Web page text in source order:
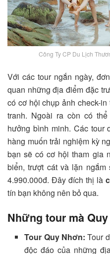
Công Ty CP Du Lịch
Với các tour ngắn ngày,
quan những địa điểm đặc
có cơ hội chụp ảnh check-
tranh. Ngoài ra còn có
hưởng bình minh. Các tour
hàng muốn trải nghiệm kỳ
bạn sẽ có cơ hội tham gia
biển, trượt cát và lặn
4.990.000đ. Đây đích thị là
tín bạn không nên bỏ qua.
Những tour mà
Tour Quy Nhơn: Tour
độc đáo của những